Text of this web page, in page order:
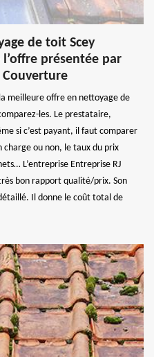
de toit Scey
présentée par
Couverture
meilleure offre en nettoyage de
les. Le prestataire,
si c’est payant, il faut comparer
charge ou non, le taux du prix
L’entreprise Entreprise RJ
bon rapport qualité/prix. Son
Il donne le coût total de